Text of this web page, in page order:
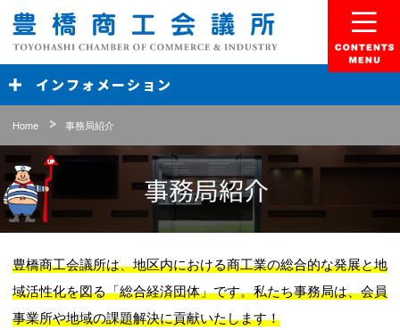
豊橋商工会議所
インフォメーション
Home 事務局紹介
豊橋商工会議所は、地区内における商工業の総合的な発展と地
域活性化を図る「総合経済団体」です。私たち事務局は、会員
事業所や地域の課題解決に貢献いたします！